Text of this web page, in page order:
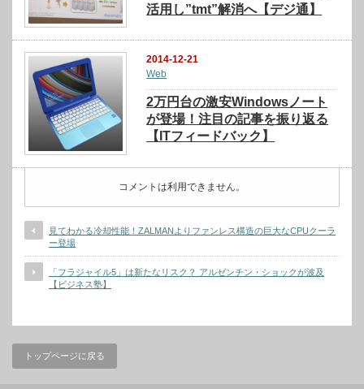
活用し”tmt”解消へ【デジ通】
2014-12-21
Web
2万円台の激安Windowsノート
が登場！注目の記事を振り返る
【ITフィードバック】
コメントは利用できません。
見てわかる冷却性能！ZALMANよりファンレス構造の巨大なCPUクーラ
ー登場
「フラジャイル5」は新たなリスク？ アルゼンチン・ショックが波及
【ビジネス塾】
トップページに戻る